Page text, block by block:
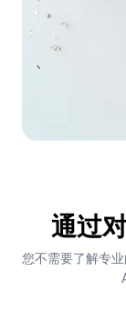
通过
您不需要了解专